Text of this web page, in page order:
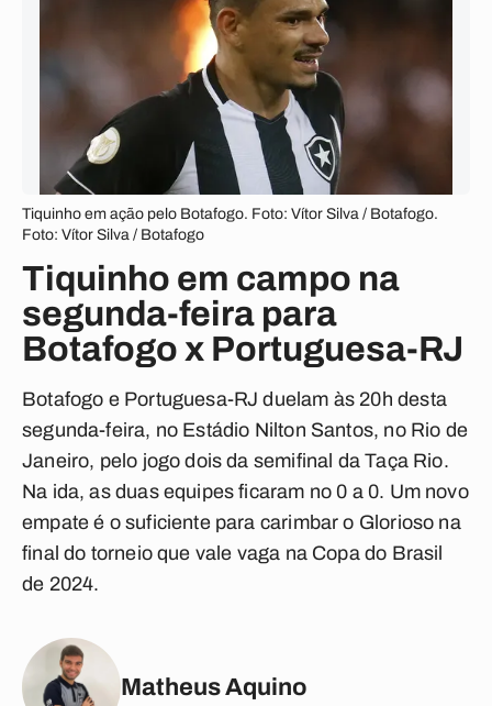
Tiquinho em ação pelo Botafogo. Foto: Vítor Silva / Botafogo.
Foto: Vítor Silva / Botafogo
Tiquinho em campo na
segunda-feira para
Botafogo x Portuguesa-RJ
Botafogo e Portuguesa-RJ duelam às 20h desta
segunda-feira, no Estádio Nilton Santos, no Rio de
Janeiro, pelo jogo dois da semifinal da Taça Rio.
Na ida, as duas equipes ficaram no 0 a 0. Um novo
empate é o suficiente para carimbar o Glorioso na
final do torneio que vale vaga na Copa do Brasil
de 2024.
Matheus Aquino